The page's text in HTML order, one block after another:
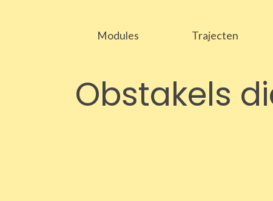
Modules Trajecten
Obstakels